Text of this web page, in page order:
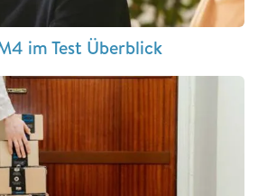
im Test Überblick